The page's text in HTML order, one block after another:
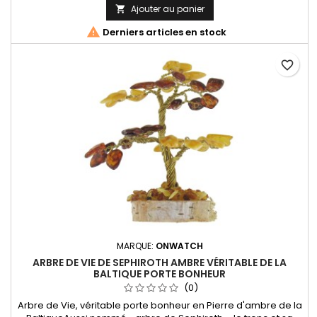
 Ajouter au panier
 Derniers articles en stock
MARQUE: ONWATCH
ARBRE DE VIE DE SEPHIROTH AMBRE VÉRITABLE DE LA
BALTIQUE PORTE BONHEUR
(0)
Arbre de Vie, véritable porte bonheur en Pierre d'ambre de la
favorite_border